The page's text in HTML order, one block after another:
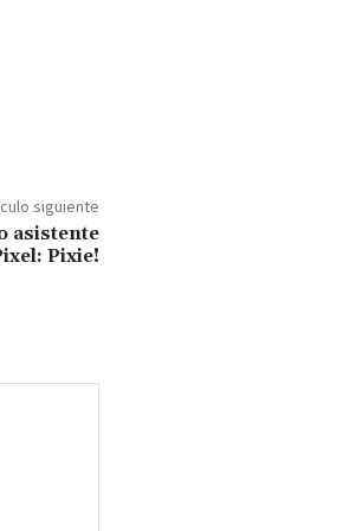
siguiente
asistente
Pixie!